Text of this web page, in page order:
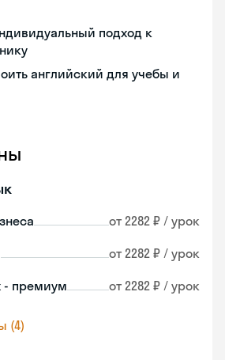
подход к
английский для учебы и
от 2282 ₽ / урок
от 2282 ₽ / урок
- премиум от 2282 ₽ / урок
(4)